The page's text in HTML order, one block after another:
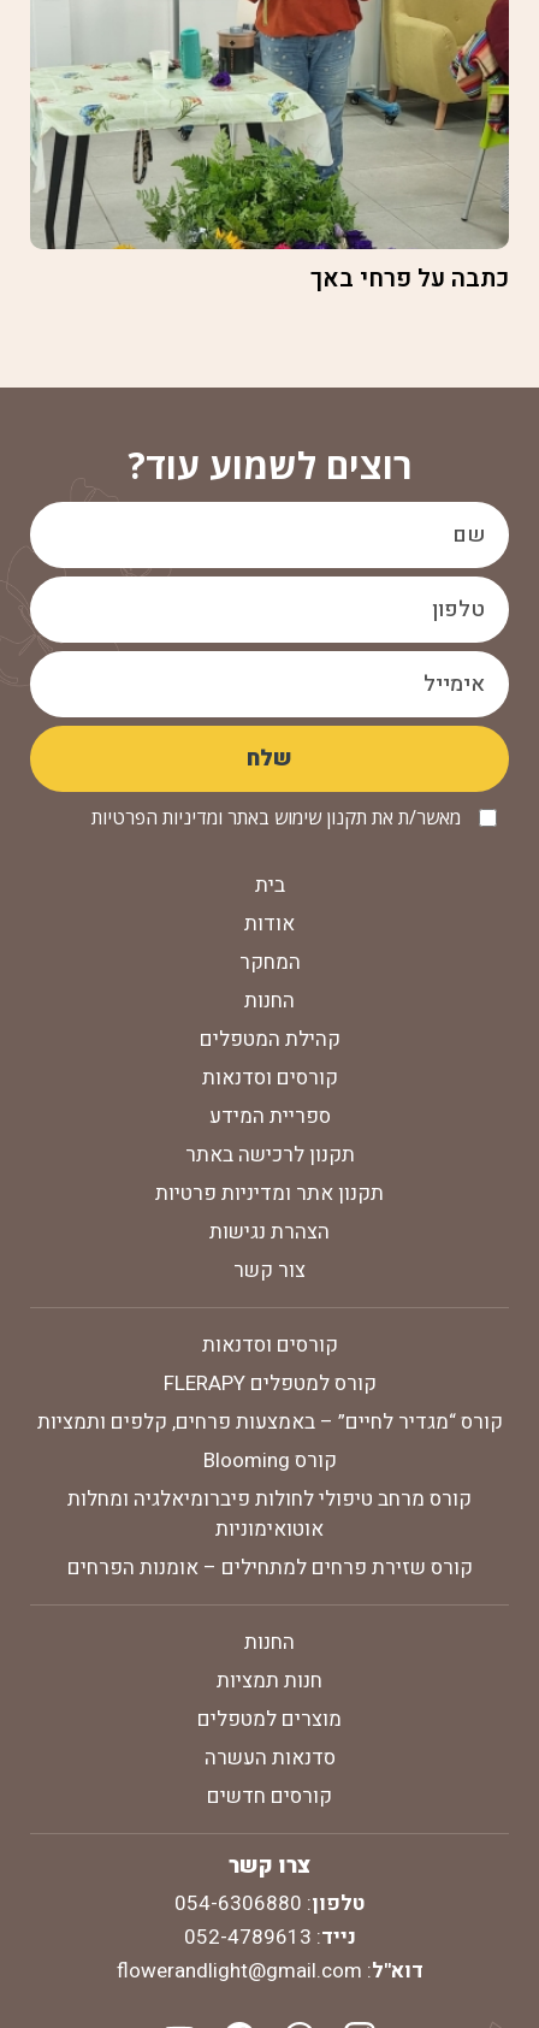
כתבה על פרחי באך
רוצים לשמוע עוד?
מאשר/ת את תקנון שימוש באתר ומדיניות הפרטיות
בית
אודות
המחקר
החנות
קהילת המטפלים
קורסים וסדנאות
ספריית המידע
תקנון לרכישה באתר
תקנון אתר ומדיניות פרטיות
הצהרת נגישות
צור קשר
קורסים וסדנאות
קורס למטפלים FLERAPY
קורס “מגדיר לחיים” – באמצעות פרחים, קלפים ותמציות
קורס Blooming
קורס מרחב טיפולי לחולות פיברומיאלגיה ומחלות
אוטואימוניות
קורס שזירת פרחים למתחילים – אומנות הפרחים
החנות
חנות תמציות
מוצרים למטפלים
סדנאות העשרה
קורסים חדשים
צרו קשר
טלפון:
054-6306880
נייד:
052-4789613
דוא"ל:
flowerandlight@gmail.com